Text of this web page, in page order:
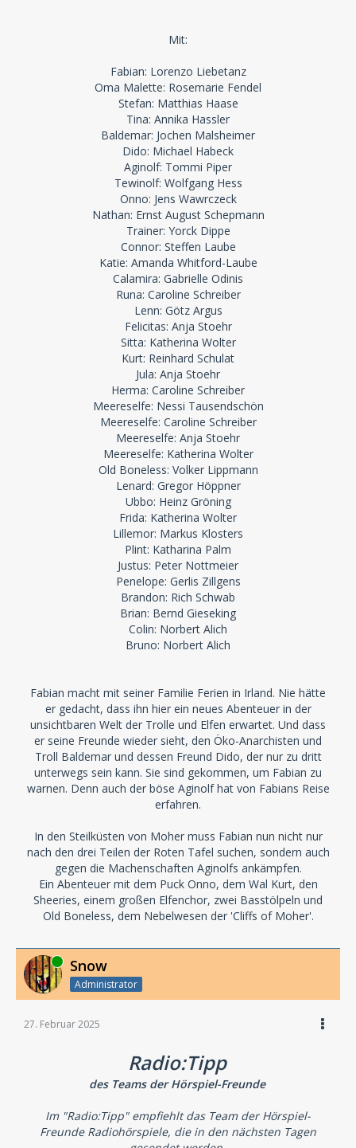
Mit:
Fabian: Lorenzo Liebetanz
Oma Malette: Rosemarie Fendel
Stefan: Matthias Haase
Tina: Annika Hassler
Baldemar: Jochen Malsheimer
Dido: Michael Habeck
Aginolf: Tommi Piper
Tewinolf: Wolfgang Hess
Onno: Jens Wawrczeck
Nathan: Ernst August Schepmann
Trainer: Yorck Dippe
Connor: Steffen Laube
Katie: Amanda Whitford-Laube
Calamira: Gabrielle Odinis
Runa: Caroline Schreiber
Lenn: Götz Argus
Felicitas: Anja Stoehr
Sitta: Katherina Wolter
Kurt: Reinhard Schulat
Jula: Anja Stoehr
Herma: Caroline Schreiber
Meereselfe: Nessi Tausendschön
Meereselfe: Caroline Schreiber
Meereselfe: Anja Stoehr
Meereselfe: Katherina Wolter
Old Boneless: Volker Lippmann
Lenard: Gregor Höppner
Ubbo: Heinz Gröning
Frida: Katherina Wolter
Lillemor: Markus Klosters
Plint: Katharina Palm
Justus: Peter Nottmeier
Penelope: Gerlis Zillgens
Brandon: Rich Schwab
Brian: Bernd Gieseking
Colin: Norbert Alich
Bruno: Norbert Alich
Fabian macht mit seiner Familie Ferien in Irland. Nie hätte
er gedacht, dass ihn hier ein neues Abenteuer in der
unsichtbaren Welt der Trolle und Elfen erwartet. Und dass
er seine Freunde wieder sieht, den Öko-Anarchisten und
Troll Baldemar und dessen Freund Dido, der nur zu dritt
unterwegs sein kann. Sie sind gekommen, um Fabian zu
warnen. Denn auch der böse Aginolf hat von Fabians Reise
erfahren.
In den Steilküsten von Moher muss Fabian nun nicht nur
nach den drei Teilen der Roten Tafel suchen, sondern auch
gegen die Machenschaften Aginolfs ankämpfen.
Ein Abenteuer mit dem Puck Onno, dem Wal Kurt, den
Sheeries, einem großen Elfenchor, zwei Basstölpeln und
Old Boneless, dem Nebelwesen der 'Cliffs of Moher'.
Online Snow
Administrator
27. Februar 2025
Radio:Tipp
des Teams der Hörspiel-Freunde
Im "Radio:Tipp" empfiehlt das Team der Hörspiel-
Freunde Radiohörspiele, die in den nächsten Tagen